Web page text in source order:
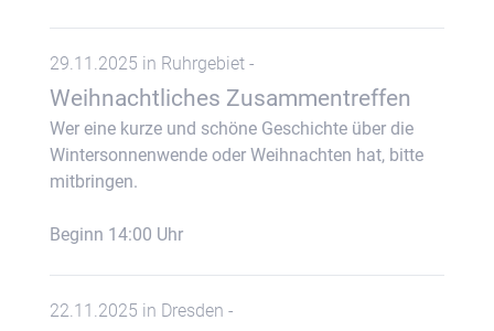
29.11.2025 in Ruhrgebiet -
Weihnachtliches Zusammentreffen
Wer eine kurze und schöne Geschichte über die
Wintersonnenwende oder Weihnachten hat, bitte
mitbringen.
Beginn 14:00 Uhr
22.11.2025 in Dresden -